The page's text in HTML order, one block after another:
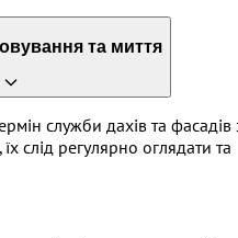
та миття
служби дахів та фасадів
слід регулярно оглядати та